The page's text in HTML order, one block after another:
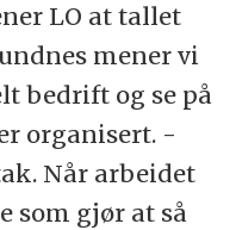
LO at tallet
mener vi
bedrift og se på
organisert. -
Når arbeidet
som gjør at så